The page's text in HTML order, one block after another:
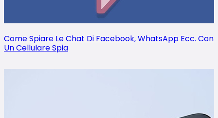
Come Spiare Le Chat Di Facebook, WhatsApp Ecc. Con
Un Cellulare Spia